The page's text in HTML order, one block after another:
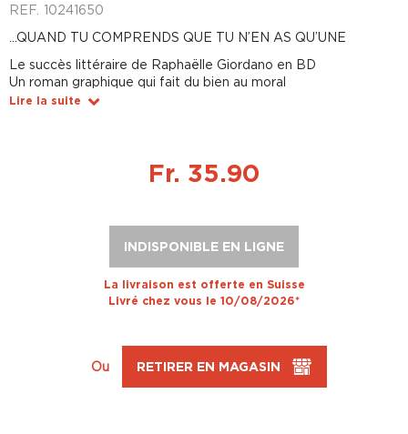
REF. 10241650
...QUAND TU COMPRENDS QUE TU N’EN AS QU’UNE
Le succès littéraire de Raphaëlle Giordano en BD
Un roman graphique qui fait du bien au moral
Lire la suite
Fr. 35.90
INDISPONIBLE EN LIGNE
La livraison est offerte en Suisse
Livré chez vous le 10/08/2026*
Ou RETIRER EN MAGASIN